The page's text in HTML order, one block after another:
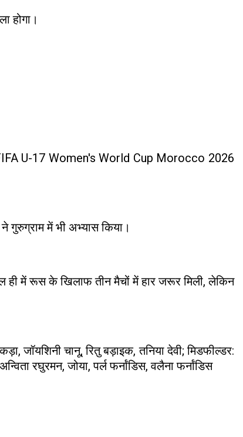
होगा।
FIFA U-17 Women's World Cup Morocco 2026
में भी अभ्यास किया।
ही में रूस के खिलाफ तीन मैचों में हार जरूर मिली, लेकिन
जॉयशिनी चानू, रितु बड़ाइक, तनिया देवी; मिडफील्डर:
रघुरमन, जोया, पर्ल फर्नांडिस, वलैना फर्नांडिस